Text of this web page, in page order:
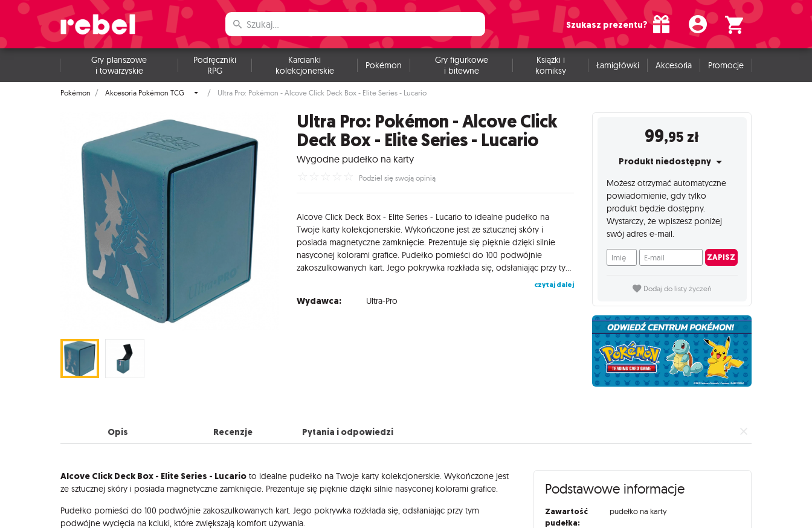
Szukasz prezentu?
Gry planszowe
i towarzyskie
Podręczniki
RPG
Karcianki
kolekcjonerskie
Pokémon
Gry figurkowe
i bitewne
Książki i
komiksy
Łamigłówki Akcesoria Promocje
Pokémon Akcesoria Pokémon TCG Ultra Pro: Pokémon - Alcove Click Deck Box - Elite Series - Lucario
Ultra Pro: Pokémon - Alcove Click
Deck Box - Elite Series - Lucario
Wygodne pudełko na karty
Podziel się swoją opinią
Alcove Click Deck Box - Elite Series - Lucario to idealne pudełko na
Twoje karty kolekcjonerskie. Wykończone jest ze sztucznej skóry i
posiada magnetyczne zamknięcie. Prezentuje się pięknie dzięki silnie
nasyconej kolorami grafice. Pudełko pomieści do 100 podwójnie
zakoszulkowanych kart. Jego pokrywka rozkłada się, odsłaniając przy tym podwójne wycięcia na kciuki, które zwiększają komfort używania. Produkt jest licencjonowany.
czytaj dalej
Wydawca: Ultra-Pro
99,95 zł
Produkt niedostępny
Możesz otrzymać automatyczne
powiadomienie, gdy tylko
produkt będzie dostępny.
Wystarczy, że wpiszesz poniżej
swój adres e-mail.
Imię E-mail ZAPISZ
Dodaj do listy życzeń
Opis Recenzje Pytania i odpowiedzi
Opis
Alcove Click Deck Box - Elite Series - Lucario to idealne pudełko na Twoje karty kolekcjonerskie. Wykończone jest
ze sztucznej skóry i posiada magnetyczne zamknięcie. Prezentuje się pięknie dzięki silnie nasyconej kolorami grafice.
Pudełko pomieści do 100 podwójnie zakoszulkowanych kart. Jego pokrywka rozkłada się, odsłaniając przy tym
podwójne wycięcia na kciuki, które zwiększają komfort używania.
Podstawowe informacje
Zawartość
pudełka:
pudełko na karty